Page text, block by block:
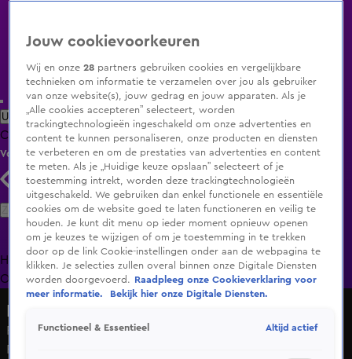
Uitzending Gemist Populaire programma's Zenders Genres
ClipsFilmsRadioSmart TV inlogShop
Volg KIJK
Zoeken
HomeUitzending Gemist Programma's De Bondgenoten
OranjezomerLivestreamsShop
Politie op zoek naar vrouw die aan het bevallen is in bos
Rockanje
Jouw cookievoorkeuren
Wij en onze28 partners gebruiken cookies en vergelijkbare
technieken om informatie te verzamelen over jou als gebruiker
van onze website(s), jouw gedrag en jouw apparaten. Als je
„Alle cookies accepteren” selecteert, worden
trackingtechnologieën ingeschakeld om onze advertenties en
content te kunnen personaliseren, onze producten en diensten
te verbeteren en om de prestaties van advertenties en content
te meten. Als je „Huidige keuze opslaan” selecteert of je
toestemming intrekt, worden deze trackingtechnologieën
uitgeschakeld. We gebruiken dan enkel functionele en essentiële
cookies om de website goed te laten functioneren en veilig te
houden. Je kunt dit menu op ieder moment opnieuw openen
om je keuzes te wijzigen of om je toestemming in te trekken
door op de link Cookie-instellingen onder aan de webpagina te
klikken. Je selecties zullen overal binnen onze Digitale Diensten
worden doorgevoerd.
Raadpleeg onze Cookieverklaring voor
meer informatie.
Bekijk hier onze Digitale Diensten.
Functioneel & Essentieel Altijd actief